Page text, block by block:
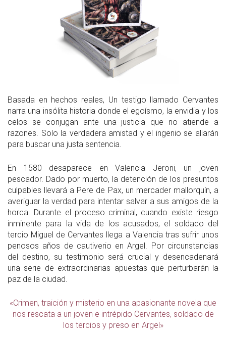
Basada en hechos reales, Un testigo llamado Cervantes
narra una insólita historia donde el egoísmo, la envidia y los
celos se conjugan ante una justicia que no atiende a
razones. Solo la verdadera amistad y el ingenio se aliarán
para buscar una justa sentencia.
En 1580 desaparece en Valencia Jeroni, un joven
pescador. Dado por muerto, la detención de los presuntos
culpables llevará a Pere de Pax, un mercader mallorquín, a
averiguar la verdad para intentar salvar a sus amigos de la
horca. Durante el proceso criminal, cuando existe riesgo
inminente para la vida de los acusados, el soldado del
tercio Miguel de Cervantes llega a Valencia tras sufrir unos
penosos años de cautiverio en Argel. Por circunstancias
del destino, su testimonio será crucial y desencadenará
una serie de extraordinarias apuestas que perturbarán la
paz de la ciudad.
«Crimen, traición y misterio en una apasionante novela que
nos rescata a un joven e intrépido Cervantes, soldado de
los tercios y preso en Argel»